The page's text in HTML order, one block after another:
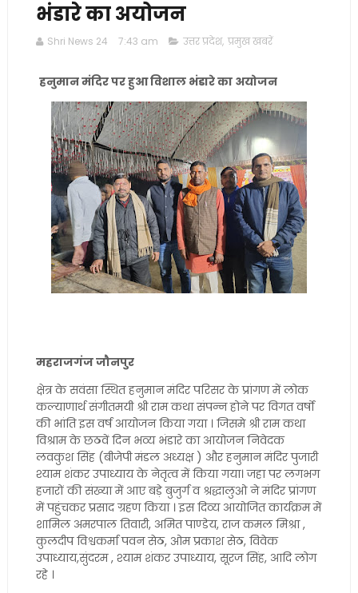
भंडारे का अयोजन
Shri News 24 7:43 am उत्तर प्रदेश, प्रमुख खबरें
हनुमान मंदिर पर हुआ विशाल भंडारे का अयोजन
महराजगंज जौनपुर
क्षेत्र के सवंसा स्थित हनुमान मंदिर परिसर के प्रांगण में लोक
कल्याणार्थ संगीतमयी श्री राम कथा संपन्न होने पर विगत वर्षो
की भांति इस वर्ष आयोजन किया गया । जिसमे श्री राम कथा
विश्राम के छठवें दिन भव्य भंडारे का आयोजन निवेदक
लवकुश सिंह (बीजेपी मंडल अध्यक्ष ) और हनुमान मंदिर पुजारी
श्याम शंकर उपाध्याय के नेतृत्व में किया गया। जहा पर लगभग
हजारों की संख्या में आए बड़े बुजुर्ग व श्रद्धालुओ ने मंदिर प्रांगण
में पहुंचकर प्रसाद ग्रहण किया । इस दिव्य आयोजित कार्यक्रम में
शामिल अमरपाल तिवारी, अमित पाण्डेय, राज कमल मिश्रा ,
कुलदीप विश्वकर्मा पवन सेठ, ओम प्रकाश सेठ, विवेक
उपाध्याय,सुंदरम , श्याम शंकर उपाध्याय, सूरज सिंह, आदि लोग
रहे ।